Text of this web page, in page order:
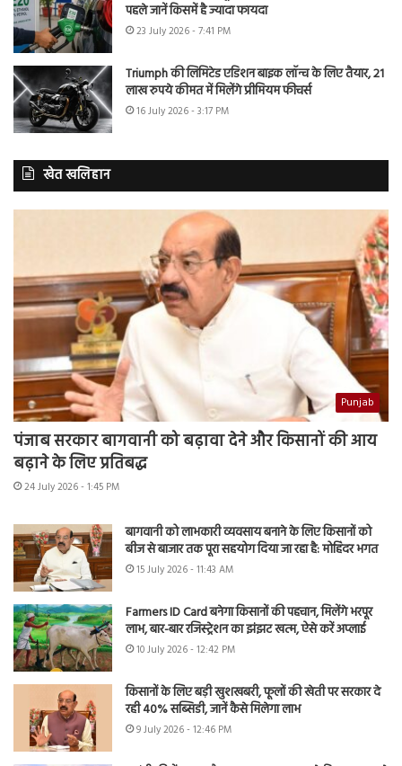
पहले जानें किसमें है ज्यादा फायदा
23 July 2026 - 7:41 PM
Triumph की लिमिटेड एडिशन बाइक लॉन्च के लिए तैयार, 21
लाख रुपये कीमत में मिलेंगे प्रीमियम फीचर्स
16 July 2026 - 3:17 PM
खेत खलिहान
Punjab
पंजाब सरकार बागवानी को बढ़ावा देने और किसानों की आय
बढ़ाने के लिए प्रतिबद्ध
24 July 2026 - 1:45 PM
बागवानी को लाभकारी व्यवसाय बनाने के लिए किसानों को
बीज से बाजार तक पूरा सहयोग दिया जा रहा है: मोहिंदर भगत
15 July 2026 - 11:43 AM
Farmers ID Card बनेगा किसानों की पहचान, मिलेंगे भरपूर
लाभ, बार-बार रजिस्ट्रेशन का झंझट खत्म, ऐसे करें अप्लाई
10 July 2026 - 12:42 PM
किसानों के लिए बड़ी खुशखबरी, फूलों की खेती पर सरकार दे
रही 40% सब्सिडी, जानें कैसे मिलेगा लाभ
9 July 2026 - 12:46 PM